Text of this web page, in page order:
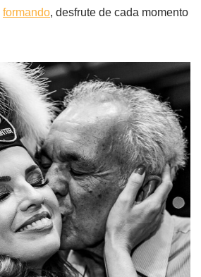
formando, desfrute de cada momento